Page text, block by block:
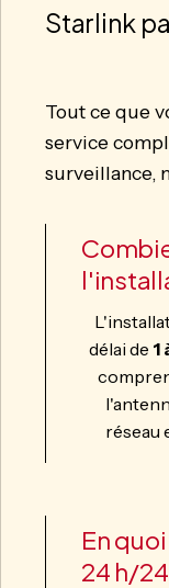
Starlink
Tout ce que
service
surveillance,
délai de 1
réseau
En
24 h/